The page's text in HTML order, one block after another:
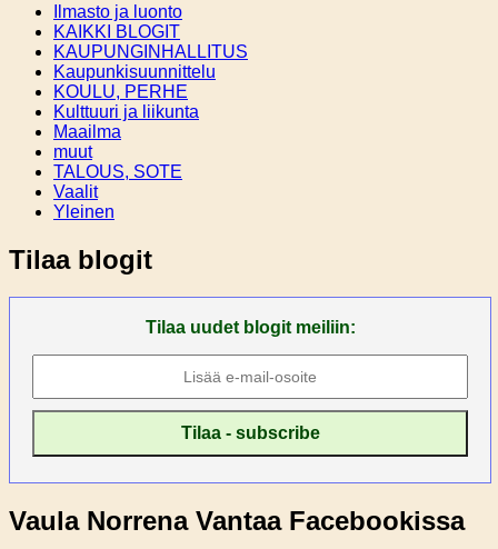
Ilmasto ja luonto
KAIKKI BLOGIT
KAUPUNGINHALLITUS
Kaupunkisuunnittelu
KOULU, PERHE
Kulttuuri ja liikunta
Maailma
muut
TALOUS, SOTE
Vaalit
Yleinen
Tilaa blogit
Tilaa uudet blogit meiliin:
Vaula Norrena Vantaa Facebookissa